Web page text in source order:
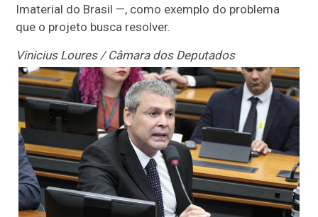
Imaterial do Brasil —, como exemplo do problema
que o projeto busca resolver.
Vinicius Loures / Câmara dos Deputados